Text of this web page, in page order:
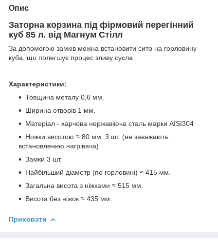
Опис
Заторна корзина під фірмовий перегінний
куб 85 л. від Магнум Стілл
За допомогою замків можна встановити сито на горловину
куба, що полегшує процес зливу сусла
Характеристики:
Товщина металу 0,6 мм.
Ширина отворів 1 мм.
Матеріал - харчова нержавіюча сталь марки AISI304
Ножки висотою ≈ 80 мм. 3 шт. (не заважають
встановленню нагрівача)
Замки 3 шт.
Найбільший діаметр (по горловині) ≈ 415 мм.
Загальна висота з ніжками ≈ 515 мм.
Висота без ніжок ≈ 435 мм.
Приховати